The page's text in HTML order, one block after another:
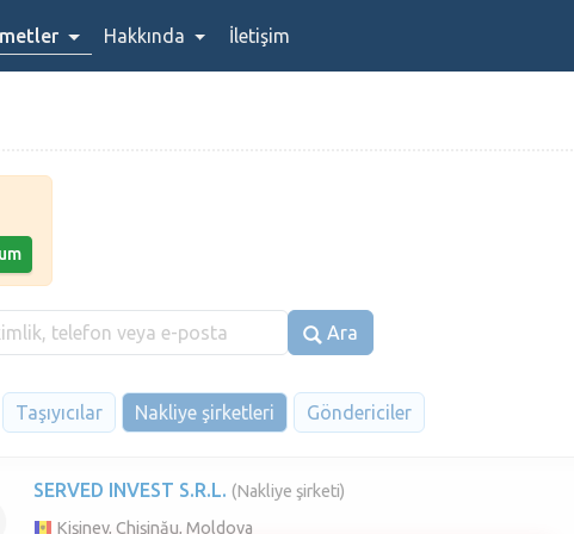
Hakkında İletişim
Ara
Taşıyıcılar Nakliye şirketleri Göndericiler
SERVED INVEST S.R.L. (Nakliye şirketi)
Kișinev, Chișinău, Moldova